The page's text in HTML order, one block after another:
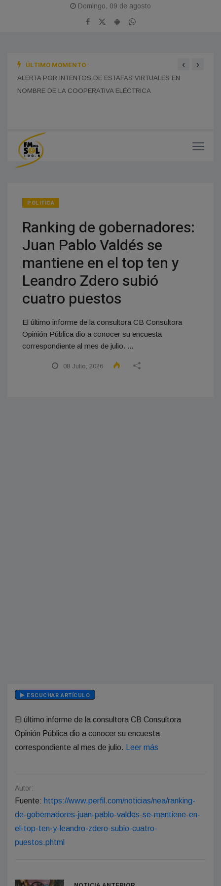
Domingo, 09 de agosto
ÚLTIMO MOMENTO :
ALERTA POR INTENTOS DE ESTAFAS VIRTUALES EN
NOMBRE DE LA COOPERATIVA ELÉCTRICA
‹ ›
POLITICA
Ranking de gobernadores:
Juan Pablo Valdés se
mantiene en el top ten y
Leandro Zdero subió
cuatro puestos
El último informe de la consultora CB Consultora
Opinión Pública dio a conocer su encuesta
correspondiente al mes de julio. ...
08 Julio, 2026
ESCUCHAR ARTÍCULO
El último informe de la consultora CB Consultora
Opinión Pública dio a conocer su encuesta
correspondiente al mes de julio.
Leer más
Autor:
Fuente: https://www.perfil.com/noticias/nea/ranking-
de-gobernadores-juan-pablo-valdes-se-mantiene-en-
el-top-ten-y-leandro-zdero-subio-cuatro-
puestos.phtml